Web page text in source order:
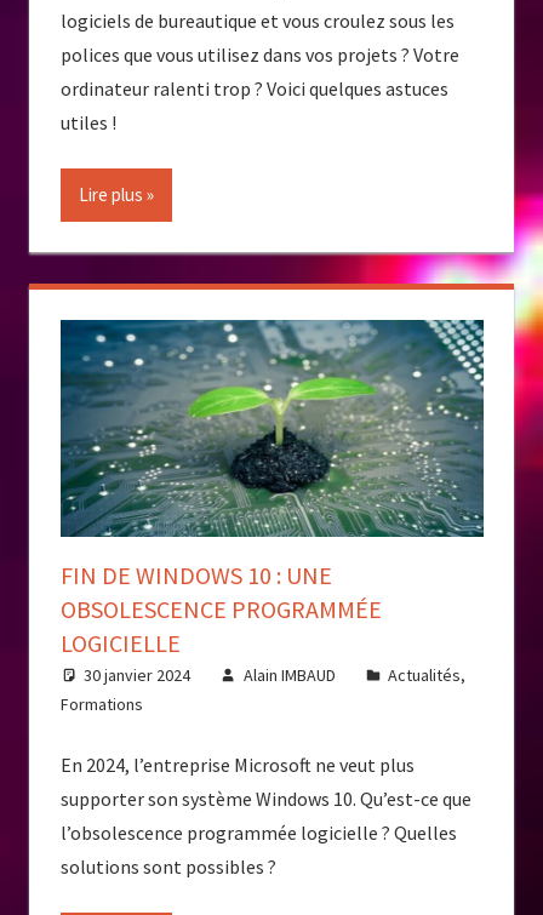
logiciels de bureautique et vous croulez sous les
polices que vous utilisez dans vos projets ? Votre
ordinateur ralenti trop ? Voici quelques astuces
utiles !
Lire plus
FIN DE WINDOWS 10 : UNE
OBSOLESCENCE PROGRAMMÉE
LOGICIELLE
30 janvier 2024 Alain IMBAUD Actualités,
Formations
En 2024, l’entreprise Microsoft ne veut plus
supporter son système Windows 10. Qu’est-ce que
l’obsolescence programmée logicielle ? Quelles
solutions sont possibles ?